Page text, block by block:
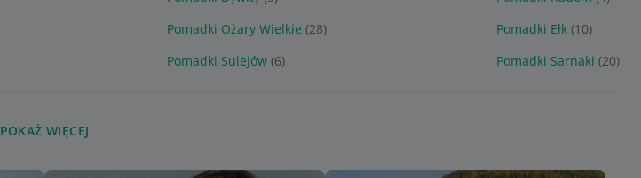
Pomadki Ożary Wielkie (28) Pomadki Ełk (10)
Pomadki Sulejów (6) Pomadki Sarnaki (20)
POKAŻ WIĘCEJ